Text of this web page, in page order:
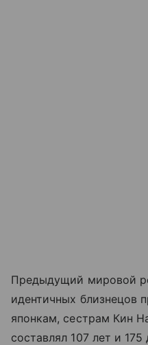
Предыдущий мировой
идентичных близнецов
японкам, сестрам Кин
составлял 107 лет и 175